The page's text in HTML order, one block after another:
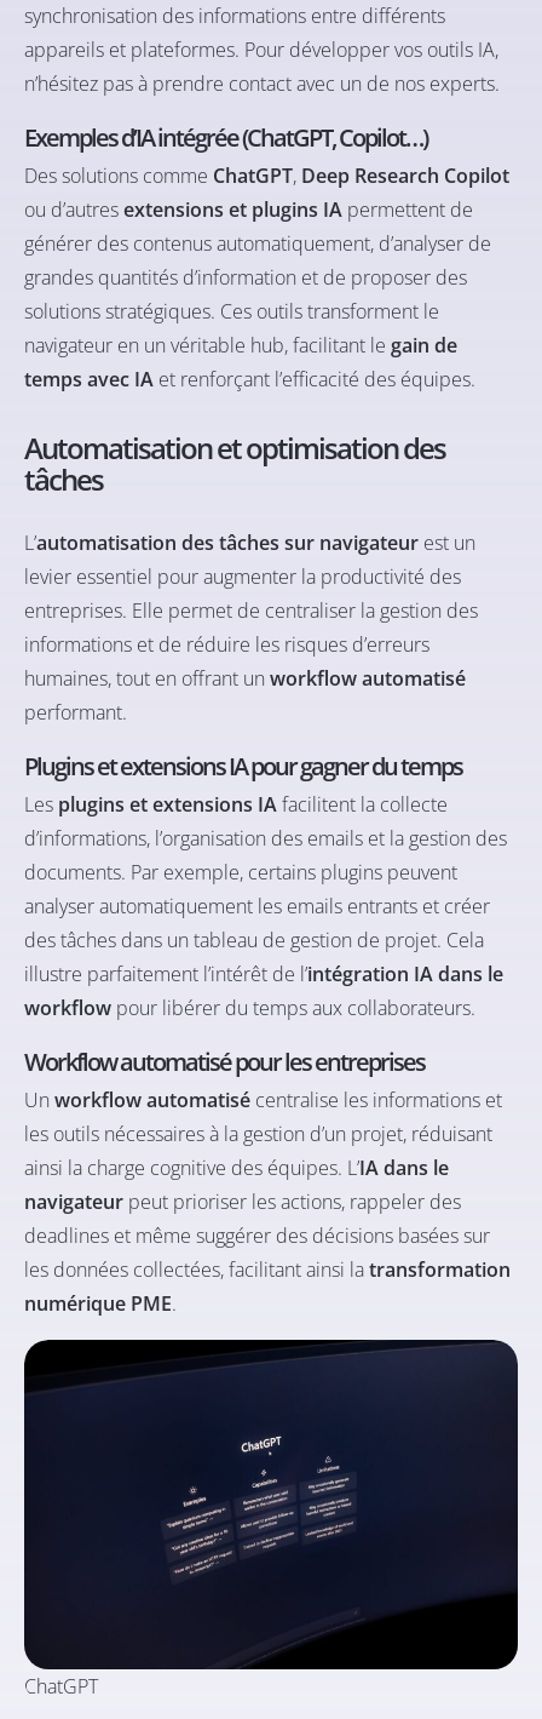
synchronisation des informations entre différents
appareils et plateformes. Pour développer vos outils IA,
n’hésitez pas à prendre contact avec un de nos experts.
Exemples d’IA intégrée (ChatGPT, Copilot…)
Des solutions comme ChatGPT, Deep Research Copilot
ou d’autresextensions et plugins IA permettent de
générer des contenus automatiquement, d’analyser de
grandes quantités d’information et de proposer des
solutions stratégiques. Ces outils transforment le
navigateur en un véritable hub, facilitant le gain de
temps avec IA et renforçant l’efficacité des équipes.
Automatisation et optimisation des
tâches
L’automatisation des tâches sur navigateur est un
levier essentiel pour augmenter la productivité des
entreprises. Elle permet de centraliser la gestion des
informations et de réduire les risques d’erreurs
humaines, tout en offrant un workflow automatisé
performant.
Plugins et extensions IA pour gagner du temps
Les plugins et extensions IAfacilitent la collecte
d’informations, l’organisation des emails et la gestion des
documents. Par exemple, certains plugins peuvent
analyser automatiquement les emails entrants et créer
des tâches dans un tableau de gestion de projet. Cela
illustre parfaitement l’intérêt de l’intégration IA dans le
workflow pour libérer du temps aux collaborateurs.
Workflow automatisé pour les entreprises
Un workflow automatisé centralise les informations et
les outils nécessaires à la gestion d’un projet, réduisant
ainsi la charge cognitive des équipes. L’IA dans le
navigateur peut prioriser les actions, rappeler des
deadlines et même suggérer des décisions basées sur
les données collectées, facilitant ainsi latransformation
numérique PME.
ChatGPT